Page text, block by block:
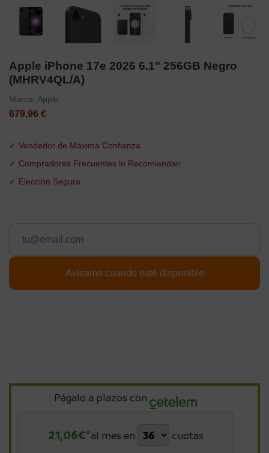
Apple iPhone 17e 2026 6.1" 256GB Negro
(MHRV4QL/A)
Marca: Apple
679,96 €
✓ Vendedor de Máxima Confianza
✓ Compradores Frecuentes lo Recomiendan
✓ Elección Segura
Págalo a plazos con
21,06€*al mes en cuotas